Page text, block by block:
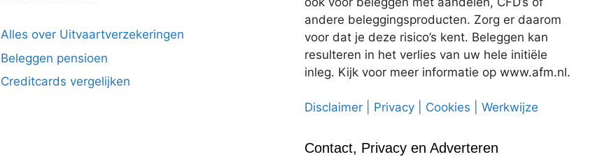
Alles over Uitvaartverzekeringen
Beleggen pensioen
Creditcards vergelijken
andere beleggingsproducten. Zorg er daarom
voor dat je deze risico’s kent. Beleggen kan
resulteren in het verlies van uw hele initiële
inleg. Kijk voor meer informatie op www.afm.nl.
Disclaimer | Privacy | Cookies | Werkwijze
Contact, Privacy en Adverteren